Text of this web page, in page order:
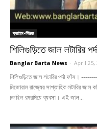
ক্রাইম-নিউজ
শিলিগুড়িতে জাল লটারির
Banglar Barta News - April 25,
শিলিগুড়িতে জাল লটারির পর্দা ফাঁস।
মিজোরাম রাজ্যের সাপ্তাহিক লটারির জাল
চলছিল রমরমিয়ে ব্যবসা। এই জাল...